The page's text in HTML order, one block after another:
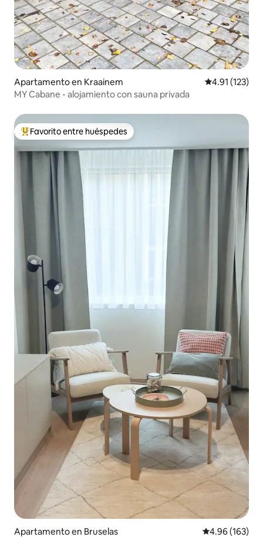
Apartamento en Kraainem Calificación
4.91 (123)
MY Cabane - alojamiento con sauna privada
Favorito entre huéspedes preferido
Favorito entre huéspedes
Apartamento en Bruselas Calificación
4.96 (163)